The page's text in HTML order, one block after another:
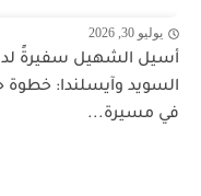
يوليو 30, 2026
أسيل الشهيل سفيرةً
السويد وآيسلندا: خطوة
في مسيرة...